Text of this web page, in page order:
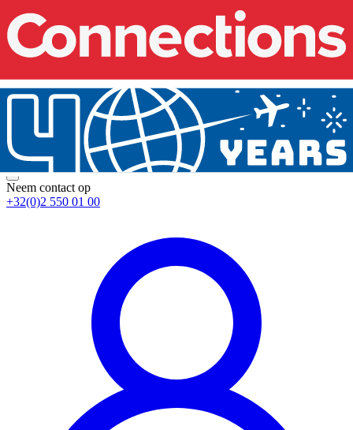
Neem contact op
+32(0)2 550 01 00